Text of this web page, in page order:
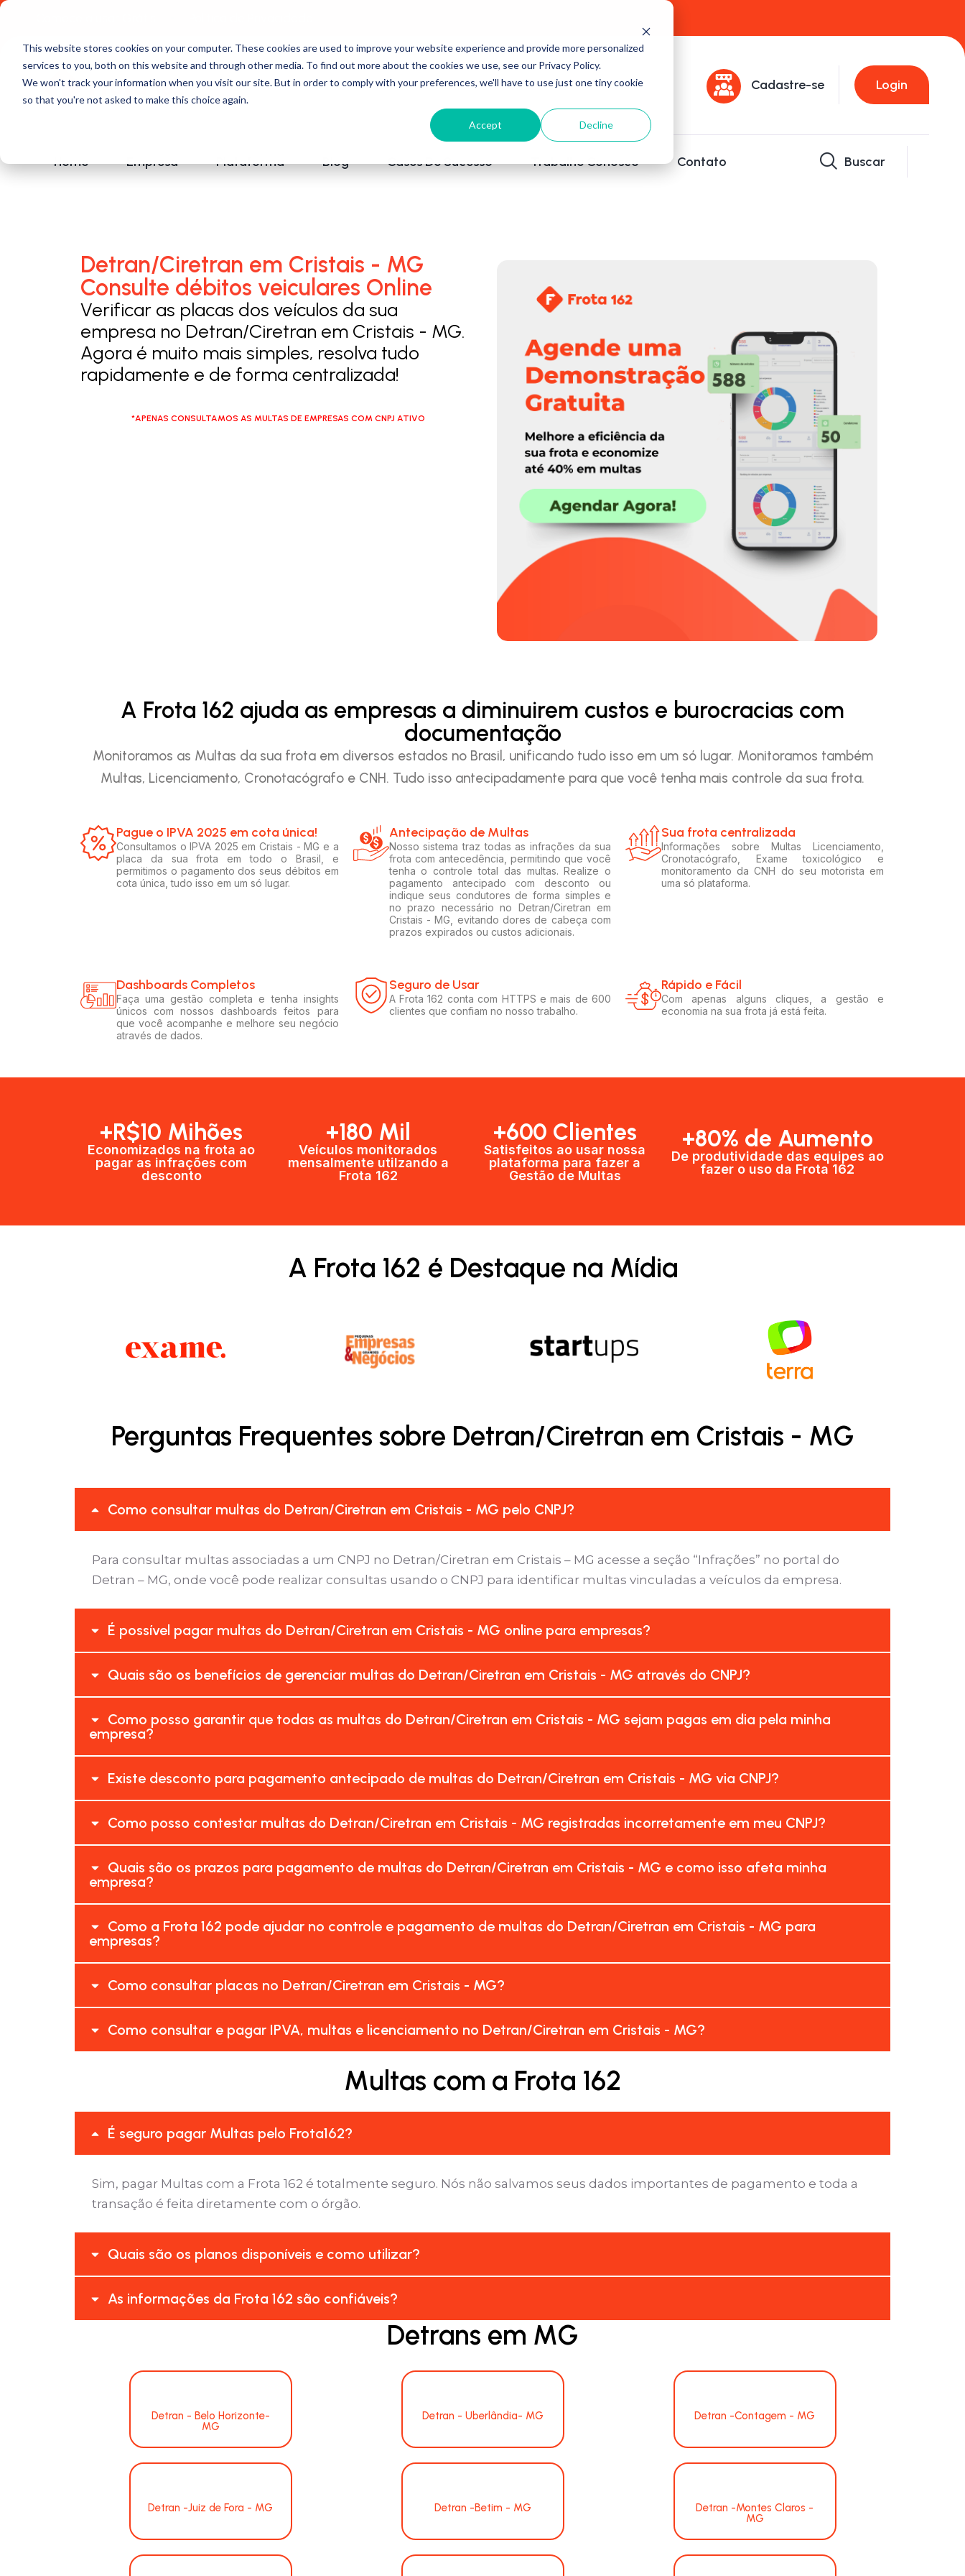
This website stores cookies on your computer. These cookies are used to improve your website experience and provide more personalized
services to you, both on this website and through other media. To find out more about the cookies we use, see our Privacy Policy.
We won't track your information when you visit our site. But in order to comply with your preferences, we'll have to use just one tiny cookie
so that you're not asked to make this choice again.
Accept Decline
Cadastre-se Login
Home Empresa Plataforma Blog Cases De Sucesso Trabalhe Conosco Contato Buscar
Detran/Ciretran em Cristais - MG
Consulte débitos veiculares Online
Verificar as placas dos veículos da sua
empresa no Detran/Ciretran em Cristais - MG.
Agora é muito mais simples, resolva tudo
rapidamente e de forma centralizada!
*APENAS CONSULTAMOS AS MULTAS DE EMPRESAS COM CNPJ ATIVO
A Frota 162 ajuda as empresas a diminuirem custos e burocracias com
documentação
Monitoramos as Multas da sua frota em diversos estados no Brasil, unificando tudo isso em um só lugar. Monitoramos também
Multas, Licenciamento, Cronotacógrafo e CNH. Tudo isso antecipadamente para que você tenha mais controle da sua frota.
Pague o IPVA 2025 em cota única!​
Consultamos o IPVA 2025 em Cristais - MG e a
placa da sua frota em todo o Brasil, e
permitimos o pagamento dos seus débitos em
cota única, tudo isso em um só lugar.
Antecipação de Multas
Nosso sistema traz todas as infrações da sua
frota com antecedência, permitindo que você
tenha o controle total das multas. Realize o
pagamento antecipado com desconto ou
indique seus condutores de forma simples e
no prazo necessário no Detran/Ciretran em
Cristais - MG, evitando dores de cabeça com
prazos expirados ou custos adicionais.
Sua frota centralizada​
Informações sobre Multas Licenciamento,
Cronotacógrafo, Exame toxicológico e
monitoramento da CNH do seu motorista em
uma só plataforma.
Dashboards Completos​​
Faça uma gestão completa e tenha insights
únicos com nossos dashboards feitos para
que você acompanhe e melhore seu negócio
através de dados.
Seguro de Usar​
A Frota 162 conta com HTTPS e mais de 600
clientes que confiam no nosso trabalho.
Rápido e Fácil​
Com apenas alguns cliques, a gestão e
economia na sua frota já está feita.
+R$10 Mihões
Economizados na frota ao
pagar as infrações com
desconto
+180 Mil
Veículos monitorados
mensalmente utilzando a
Frota 162
+600 Clientes​
Satisfeitos ao usar nossa
plataforma para fazer a
Gestão de Multas​
+80% de Aumento
De produtividade das equipes ao
fazer o uso da Frota 162​
A Frota 162 é Destaque na Mídia
Perguntas Frequentes sobre Detran/Ciretran em Cristais - MG
Como consultar multas do Detran/Ciretran em Cristais - MG pelo CNPJ?
Para consultar multas associadas a um CNPJ no Detran/Ciretran em Cristais – MG acesse a seção “Infrações” no portal do
Detran – MG, onde você pode realizar consultas usando o CNPJ para identificar multas vinculadas a veículos da empresa.
É possível pagar multas do Detran/Ciretran em Cristais - MG online para empresas?
Quais são os benefícios de gerenciar multas do Detran/Ciretran em Cristais - MG através do CNPJ?
Como posso garantir que todas as multas do Detran/Ciretran em Cristais - MG sejam pagas em dia pela minha
empresa?
Existe desconto para pagamento antecipado de multas do Detran/Ciretran em Cristais - MG via CNPJ?
Como posso contestar multas do Detran/Ciretran em Cristais - MG registradas incorretamente em meu CNPJ?
Quais são os prazos para pagamento de multas do Detran/Ciretran em Cristais - MG e como isso afeta minha
empresa?
Como a Frota 162 pode ajudar no controle e pagamento de multas do Detran/Ciretran em Cristais - MG para
empresas?
Como consultar placas no Detran/Ciretran em Cristais - MG?
Como consultar e pagar IPVA, multas e licenciamento no Detran/Ciretran em Cristais - MG?
Multas com a Frota 162
É seguro pagar Multas pelo Frota162?
Sim, pagar Multas com a Frota 162 é totalmente seguro. Nós não salvamos seus dados importantes de pagamento e toda a
transação é feita diretamente com o órgão.
Quais são os planos disponíveis e como utilizar?
As informações da Frota 162 são confiáveis?
Detrans em MG
Detran - Belo Horizonte-
MG
Detran - Uberlândia- MG Detran -Contagem - MG
Detran -Juiz de Fora - MG Detran -Betim - MG
Detran -Montes Claros -
MG